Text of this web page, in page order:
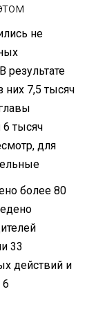
не
результате
них 7,5 тысяч
6 тысяч
для
более 80
33
действий и
6